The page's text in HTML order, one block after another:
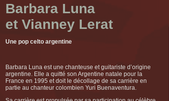
Barbara Luna
et Vianney Lerat
Une pop celto argentine
Barbara Luna est une chanteuse et guitariste d’origine
argentine. Elle a quitté son Argentine natale pour la
France en 1995 et doit le décollage de sa carrière en
partie au chanteur colombien Yuri Buenaventura.